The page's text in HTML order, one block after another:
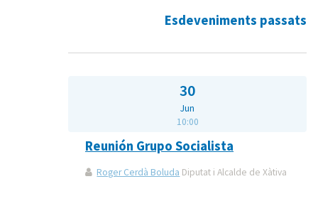
Esdeveniments passats
30
Jun
10:00
Reunión Grupo Socialista
Roger Cerdà Boluda Diputat i Alcalde de Xàtiva